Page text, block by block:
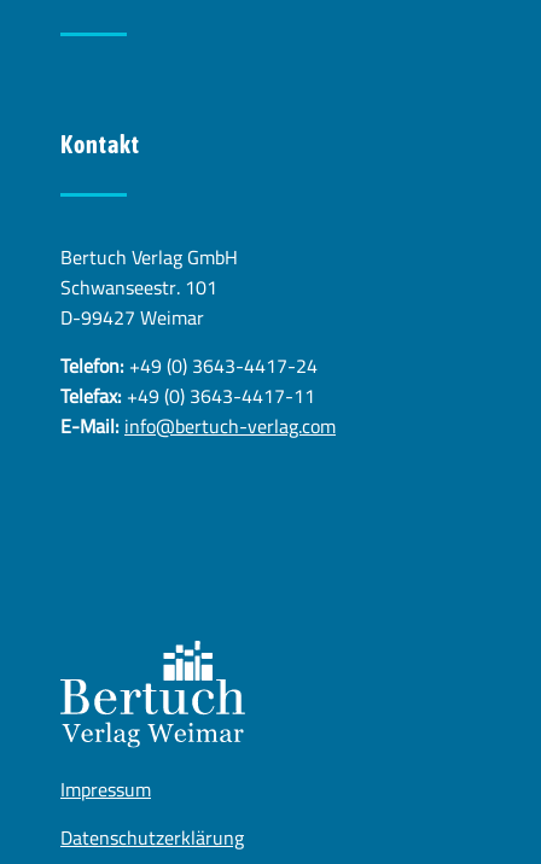
Kontakt
Bertuch Verlag GmbH
Schwanseestr. 101
D-99427 Weimar
Telefon:+49 (0) 3643-4417-24
Telefax:+49 (0) 3643-4417-11
E-Mail:info@bertuch-verlag.com
Impressum
Datenschutzerklärung